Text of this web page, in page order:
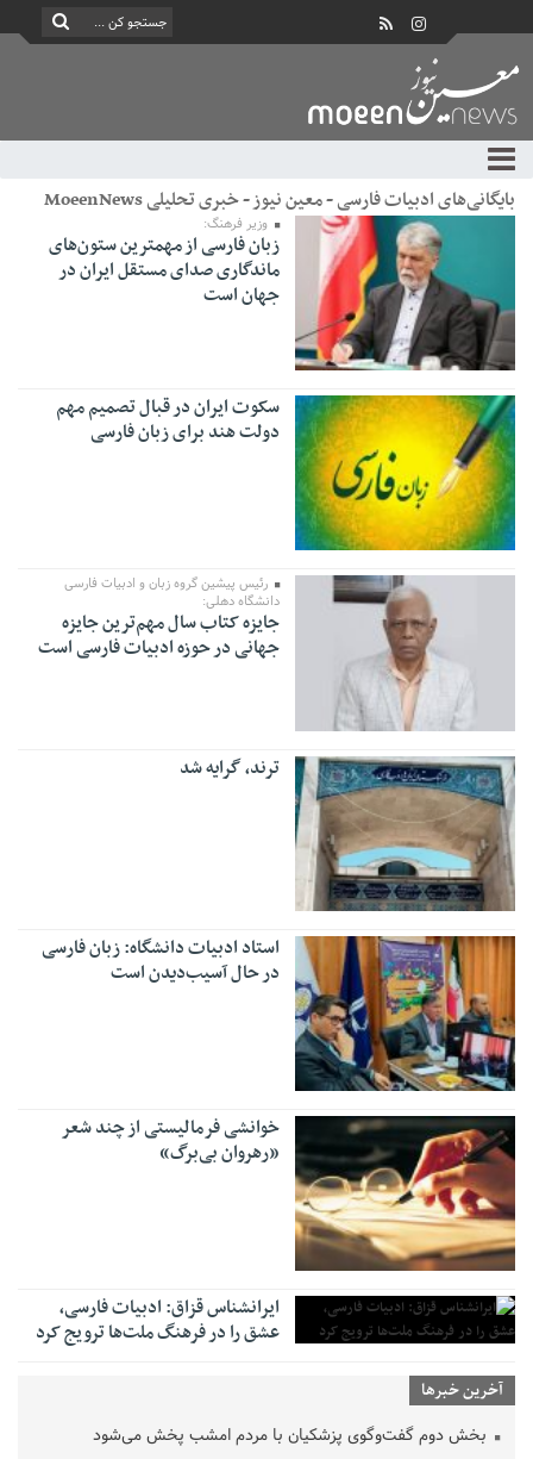
بایگانی‌های ادبیات فارسی - معین نیوز - خبری تحلیلی MoeenNews
وزیر فرهنگ:
زبان فارسی از مهمترین ستون‌های
ماندگاری صدای مستقل ایران در
جهان است
سکوت ایران در قبال تصمیم مهم
دولت هند برای زبان فارسی
رئیس پیشین گروه زبان و ادبیات فارسی
دانشگاه دهلی:
جایزه کتاب سال مهم‌ترین جایزه
جهانی در حوزه ادبیات فارسی است
ترند، گرایه شد
استاد ادبیات دانشگاه: زبان فارسی
در حال آسیب‌دیدن است
خوانشی فرمالیستی از چند شعر
«رهروان بی‌برگ»
ایرانشناس قزاق: ادبیات فارسی،
عشق را در فرهنگ ملت‌ها ترویج کرد
آخرین خبرها
بخش دوم گفت‌وگوی پزشکیان با مردم امشب پخش می‌شود